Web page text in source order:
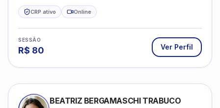
CRP ativo Online
SESSÃO
R$ 80 Ver Perfil
BEATRIZ BERGAMASCHI TRABUCO